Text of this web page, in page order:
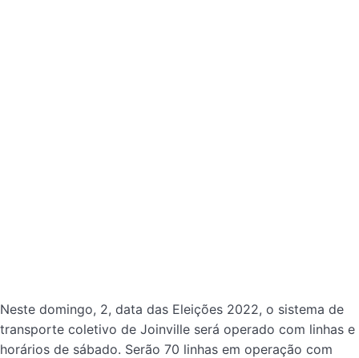
Neste domingo, 2, data das Eleições 2022, o sistema de
transporte coletivo de Joinville será operado com linhas e
horários de sábado. Serão 70 linhas em operação com